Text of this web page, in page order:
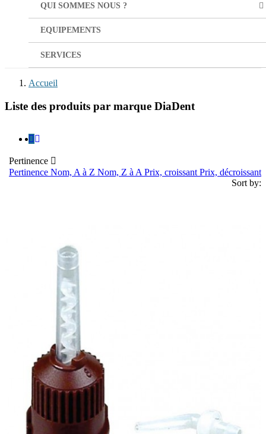
QUI SOMMES NOUS ?
EQUIPEMENTS
SERVICES
Accueil
Liste des produits par marque DiaDent
Pertinence 
Pertinence Nom, A à Z Nom, Z à A Prix, croissant Prix, décroissant
Sort by: